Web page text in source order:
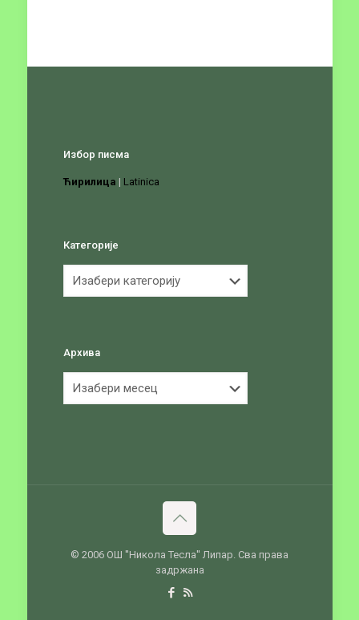
Избор писма
Ћирилица | Latinica
Категорије
Архива
© 2006 ОШ ''Никола Тесла'' Липар. Сва права
задржана